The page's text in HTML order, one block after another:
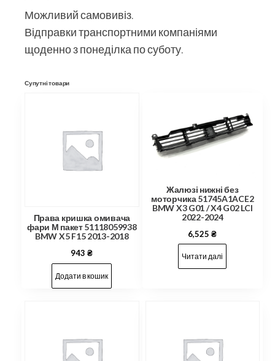
Можливий самовивіз.
Відправки транспортними компаніями
щоденно з понеділка по суботу.
Супутні товари
Права кришка омивача
фари М пакет 51118059938
BMW X5 F15 2013-2018
943₴
Додати в кошик
Жалюзі нижні без
моторчика 51745A1ACE2
BMW X3 G01 / X4 G02 LCI
2022-2024
6,525₴
Читати далі